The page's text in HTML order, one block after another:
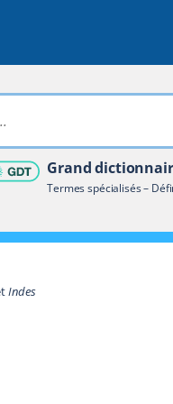
dans tout le site
Grand
Termes spécialisés –
Indes